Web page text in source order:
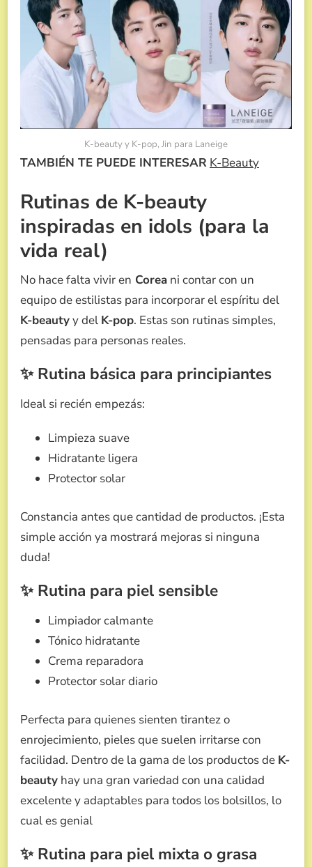
K-beauty y K-pop, Jin para Laneige
TAMBIÉN TE PUEDE INTERESAR K-Beauty
Rutinas de K-beauty
inspiradas en idols (para la
vida real)
No hace falta vivir en Corea ni contar con un
equipo de estilistas para incorporar el espíritu del
K-beautyy del K-pop. Estas son rutinas simples,
pensadas para personas reales.
✨ Rutina básica para principiantes
Ideal si recién empezás:
Limpieza suave
Hidratante ligera
Protector solar
Constancia antes que cantidad de productos. ¡Esta
simple acción ya mostrará mejoras si ninguna
duda!
✨ Rutina para piel sensible
Limpiador calmante
Tónico hidratante
Crema reparadora
Protector solar diario
Perfecta para quienes sienten tirantez o
enrojecimiento, pieles que suelen irritarse con
facilidad. Dentro de la gama de los productos de K-
beauty hay una gran variedad con una calidad
excelente y adaptables para todos los bolsillos, lo
cual es genial
✨ Rutina para piel mixta o grasa